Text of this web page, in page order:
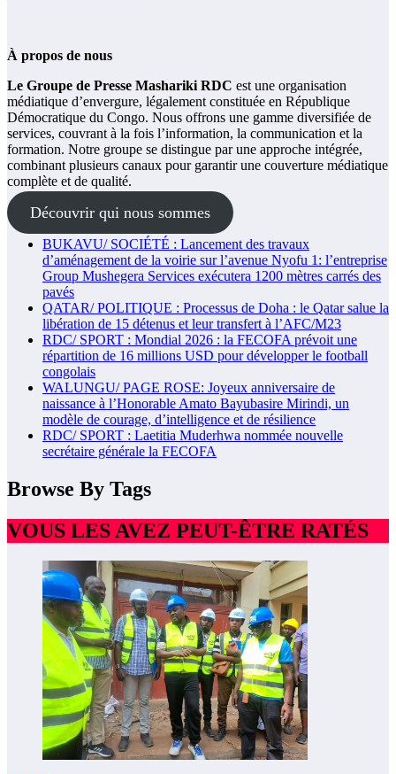
À propos de nous
Le Groupe de Presse Mashariki RDC est une organisation
médiatique d’envergure, légalement constituée en République
Démocratique du Congo. Nous offrons une gamme diversifiée de
services, couvrant à la fois l’information, la communication et la
formation. Notre groupe se distingue par une approche intégrée,
combinant plusieurs canaux pour garantir une couverture médiatique
complète et de qualité.
Découvrir qui nous sommes
BUKAVU/ SOCIÉTÉ : Lancement des travaux
d’aménagement de la voirie sur l’avenue Nyofu 1: l’entreprise
Group Mushegera Services exécutera 1200 mètres carrés des
pavés
QATAR/ POLITIQUE : Processus de Doha : le Qatar salue la
libération de 15 détenus et leur transfert à l’AFC/M23
RDC/ SPORT : Mondial 2026 : la FECOFA prévoit une
répartition de 16 millions USD pour développer le football
congolais
WALUNGU/ PAGE ROSE: Joyeux anniversaire de
naissance à l’Honorable Amato Bayubasire Mirindi, un
modèle de courage, d’intelligence et de résilience
RDC/ SPORT : Laetitia Muderhwa nommée nouvelle
secrétaire générale la FECOFA
Browse By Tags
VOUS LES AVEZ PEUT-ÊTRE RATÉS